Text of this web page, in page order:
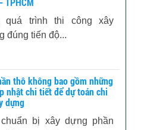
quá trình thi công xây
đúng tiến độ...
thô không bao gồm những
nhật chi tiết để dự toán chi
dựng
bị xây dựng phần